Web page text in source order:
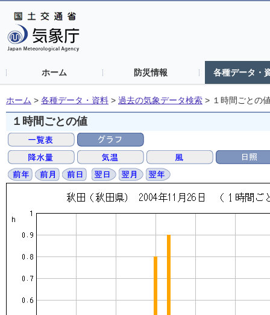
ホーム 防災情報 各種データ・
ホーム > 各種データ・資料 > 過去の気象データ検索 > １時間ごとの
１時間ごとの値